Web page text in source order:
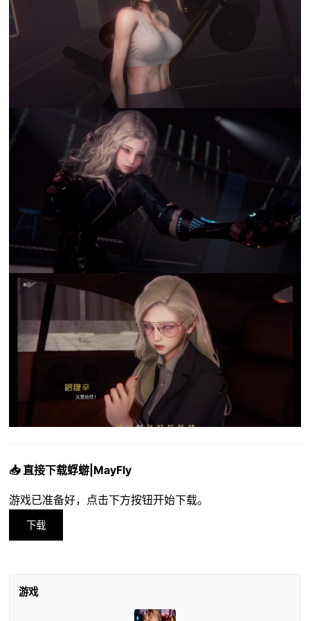
📥 直接下载蜉蝣|MayFly
游戏已准备好，点击下方按钮开始下载。
下载
游戏